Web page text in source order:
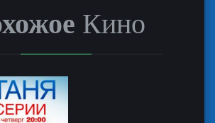
Кино